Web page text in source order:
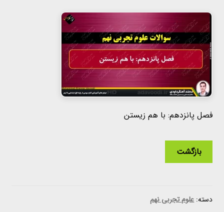
فصل پانزدهم: با هم زیستن
بازگشت
دسته:علوم تجربی نهم